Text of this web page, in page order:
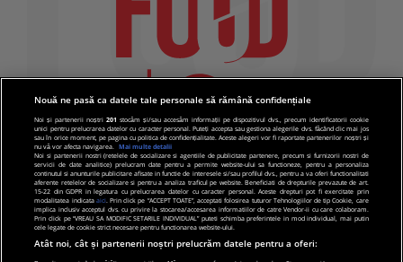
Nouă ne pasă ca datele tale personale să rămână confidențiale
Noi și partenerii noștri201 stocăm și/sau accesăm informații pe dispozitivul dvs., precum identificatorii cookie
unici pentru prelucrarea datelor cu caracter personal. Puteți accepta sau gestiona alegerile dvs. făcând clic mai jos
sau în orice moment, pe pagina cu politica de confidențialitate. Aceste alegeri vor fi raportate partenerilor noștri și
nu vă vor afecta navigarea.
Mai multe detalii
Noi si partenerii nostri (retelele de socializare si agentiile de publicitate partenere, precum si furnizorii nostri de
servicii de date analitice) prelucram date pentru a permite website-ului sa functioneze, pentru a personaliza
continutul si anunturile publicitare afisate in functie de interesele si/sau profilul dvs., pentru a va oferi functionalitati
aferente retelelor de socializare si pentru a analiza traficul pe website. Beneficiati de drepturile prevazute de art.
15-22 din GDPR in legatura cu prelucrarea datelor cu caracter personal. Aceste drepturi pot fi exercitate prin
modalitatea indicata aici. Prin click pe “ACCEPT TOATE”, acceptati folosirea tuturor Tehnologiilor de tip Cookie, care
implica inclusiv acceptul dvs. cu privire la stocarea/accesarea informatiilor de catre Vendor-ii cu care colaboram.
Prin click pe “VREAU SA MODIFIC SETARILE INDIVIDUAL” puteti schimba preferintele in mod individual, mai putin
cele legate de cookie strict necesare pentru functionarea website-ului.
Atât noi, cât și partenerii noștri prelucrăm datele pentru a oferi: